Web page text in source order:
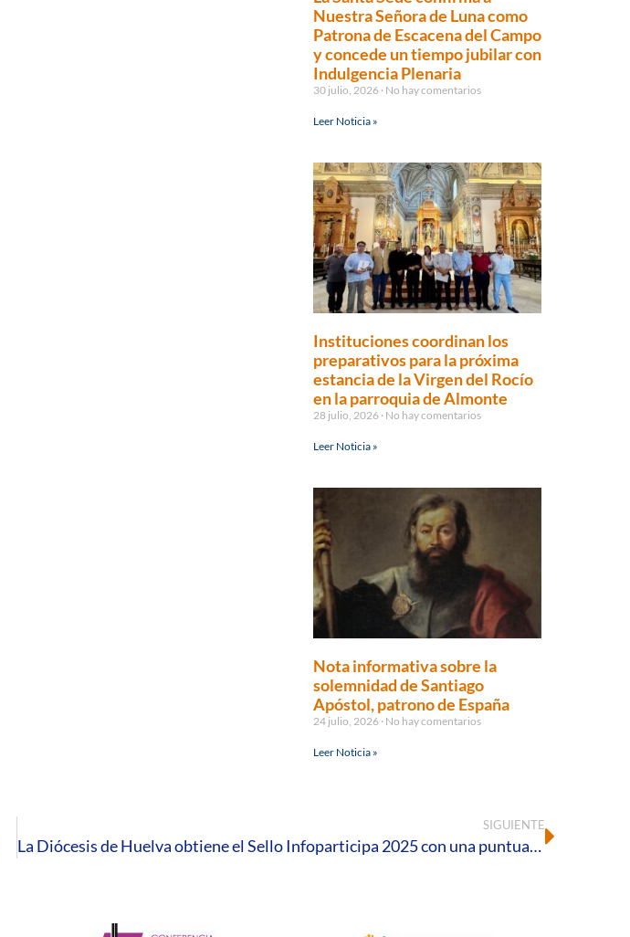
Nuestra Señora de Luna como
Patrona de Escacena del Campo
y concede un tiempo jubilar con
Indulgencia Plenaria
30 julio, 2026 No hay comentarios
Leer Noticia »
Instituciones coordinan los
preparativos para la próxima
estancia de la Virgen del Rocío
en la parroquia de Almonte
28 julio, 2026 No hay comentarios
Leer Noticia »
Nota informativa sobre la
solemnidad de Santiago
Apóstol, patrono de España
24 julio, 2026 No hay comentarios
Leer Noticia »
SIGUIENTE
La Diócesis de Huelva obtiene el Sello Infoparticipa 2025 con una puntuación del 100%